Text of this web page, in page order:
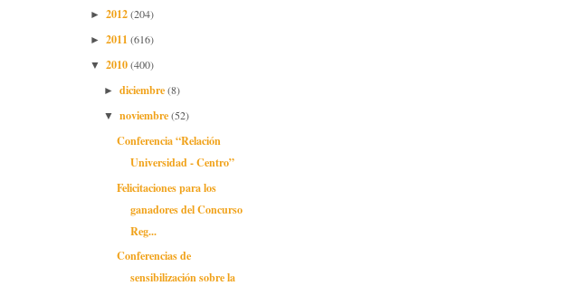
► 2012(204)
► 2011(616)
▼ 2010(400)
► diciembre(8)
▼ noviembre(52)
Conferencia “Relación
Universidad - Centro”
Felicitaciones para los
ganadores del Concurso
Reg...
Conferencias de
sensibilización sobre la